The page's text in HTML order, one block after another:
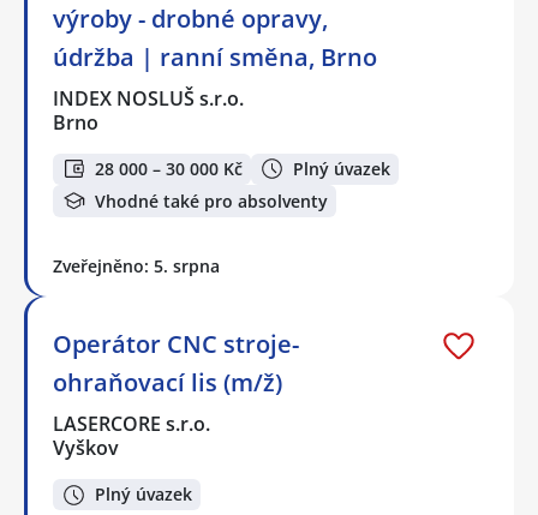
výroby - drobné opravy,
údržba | ranní směna, Brno
INDEX NOSLUŠ s.r.o.
Brno
28 000 – 30 000 Kč
Plný úvazek
Vhodné také pro absolventy
Zveřejněno: 5. srpna
Operátor CNC stroje-
ohraňovací lis (m/ž)
LASERCORE s.r.o.
Vyškov
Plný úvazek